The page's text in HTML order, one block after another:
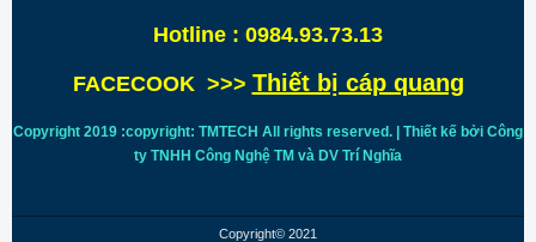
Hotline : 0984.93.73.13
FACECOOK >>> Thiết bị cáp quang
Copyright 2019 :copyright: TMTECH All rights reserved. | Thiết kế bởi Công
ty TNHH Công Nghệ TM và DV Trí Nghĩa
Copyright© 2021